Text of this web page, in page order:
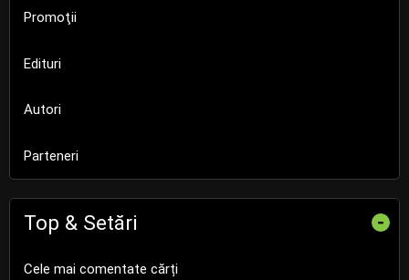
Promoţii
Edituri
Autori
Parteneri
Top & Setări -
Cele mai comentate cărți